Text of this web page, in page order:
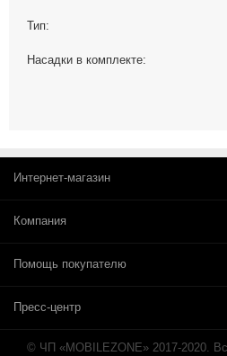
Тип:
Насадки в комплекте:
Интернет-магазин
Компания
Помощь покупателю
Пресс-центр
© ЧП «MOBILEZONE» 2017-2020.